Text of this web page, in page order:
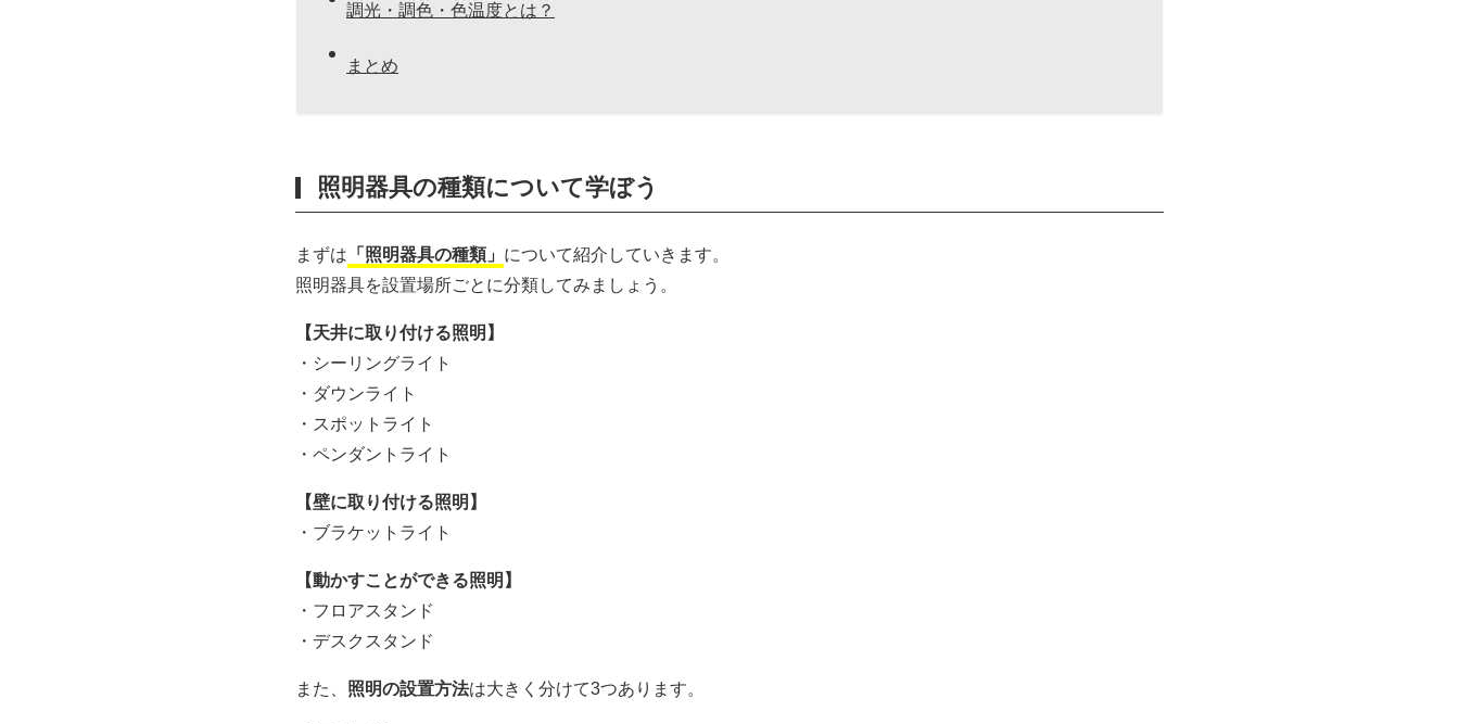
調光・調色・色温度とは？
まとめ
照明器具の種類について学ぼう
まずは 「照明器具の種類」 について紹介していきます。
照明器具を設置場所ごとに分類してみましょう。
【天井に取り付ける照明】
・シーリングライト
・ダウンライト
・スポットライト
・ペンダントライト
【壁に取り付ける照明】
・ブラケットライト
【動かすことができる照明】
・フロアスタンド
・デスクスタンド
また、 照明の設置方法は大きく分けて3つあります。